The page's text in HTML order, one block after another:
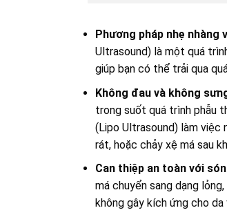
Phương pháp nhẹ nhàng
Ultrasound) là một quá
giúp bạn có thể trải qua
Không đau và không
trong suốt quá trình phẫu
(Lipo Ultrasound) làm việc
rát, hoặc chảy xệ má sau
Can thiệp an toàn với
má chuyển sang dạng
không gây kích ứng cho